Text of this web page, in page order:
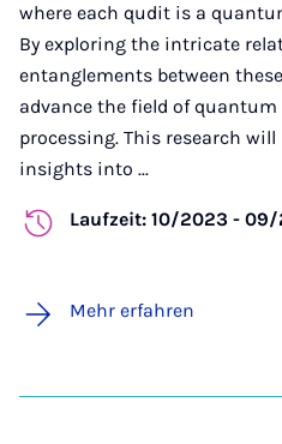
where each qudit is a
By exploring the intricate
entanglements between
advance the field of
processing. This research
insights into ...
Laufzeit: 10/2023 -
Mehr erfahren